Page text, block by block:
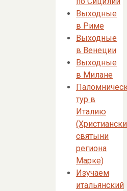
Выходные
в Риме
Выходные
в Венеции
Выходные
в Милане
тур в
Италию
святыни
региона
Марке)
Изучаем
итальянский